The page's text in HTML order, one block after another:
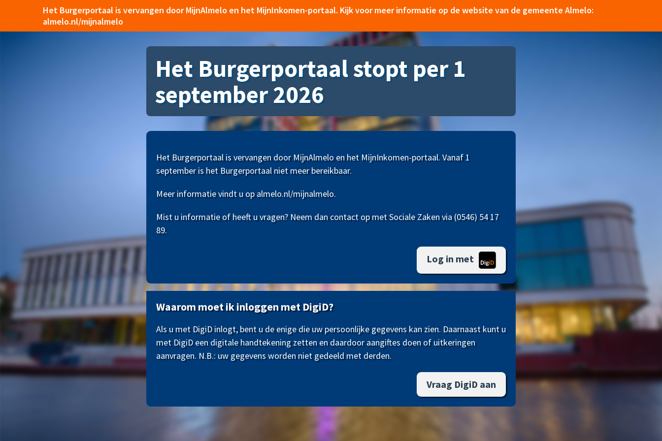
Het Burgerportaal is vervangen door MijnAlmelo en het MijnInkomen-portaal. Kijk voor meer informatie op de website van de gemeente Almelo:
almelo.nl/mijnalmelo
Het Burgerportaal stopt per 1
september 2026
Het Burgerportaal is vervangen door MijnAlmelo en het MijnInkomen-portaal. Vanaf 1
september is het Burgerportaal niet meer bereikbaar.
Meer informatie vindt u op almelo.nl/mijnalmelo.
Mist u informatie of heeft u vragen? Neem dan contact op met Sociale Zaken via (0546) 54 17
89.
Log in met
Waarom moet ik inloggen met DigiD?
Als u met DigiD inlogt, bent u de enige die uw persoonlijke gegevens kan zien. Daarnaast kunt u
met DigiD een digitale handtekening zetten en daardoor aangiftes doen of uitkeringen
aanvragen. N.B.: uw gegevens worden niet gedeeld met derden.
Vraag DigiD aan